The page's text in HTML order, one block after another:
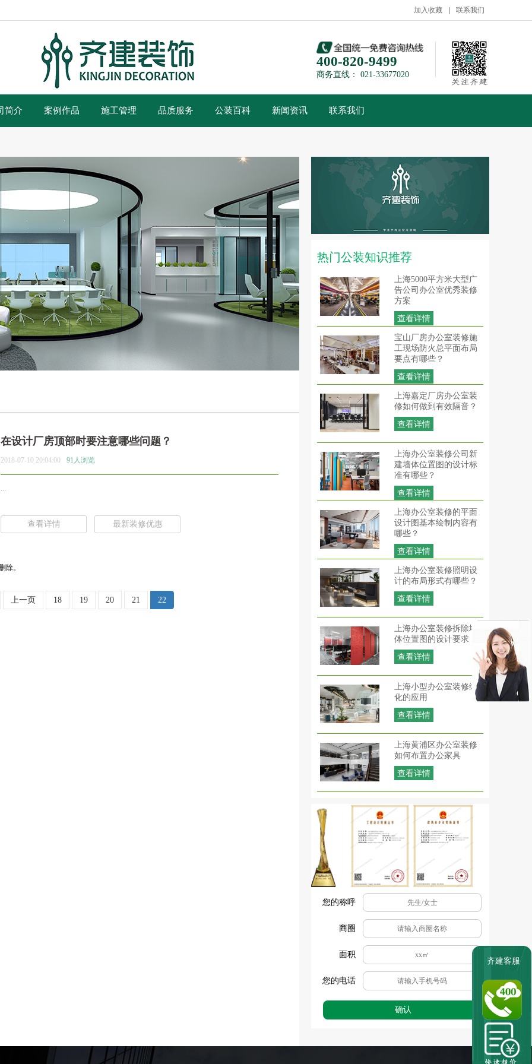
加入收藏 联系我们
400-820-9499
商务直线： 021-33677020
简介 案例作品 施工管理 品质服务 公装百科 新闻资讯 联系我们
热门公装知识推荐
上海5000平方米大型广
告公司办公室优秀装修
方案
查看详情
宝山厂房办公室装修施
工现场防火总平面布局
要点有哪些？
查看详情
上海嘉定厂房办公室装
修如何做到有效隔音？
查看详情
上海办公室装修公司新
建墙体位置图的设计标
准有哪些？
查看详情
上海办公室装修的平面
设计图基本绘制内容有
哪些？
查看详情
上海办公室装修照明设
计的布局形式有哪些？
查看详情
上海办公室装修拆除墙
体位置图的设计要求
查看详情
上海小型办公室装修绿
化的应用
查看详情
上海黄浦区办公室装修
如何布置办公家具
查看详情
您的称呼
商圈
面积
您的电话
确认
在设计厂房顶部时要注意哪些问题？
2018-07-10 20:04:00 91人浏览
...
查看详情 最新装修优惠
除。
上一页 18 19 20 21 22
齐建客服